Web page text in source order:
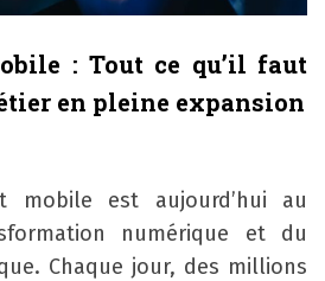
: Tout ce qu’il faut
en pleine expansion
mobile est aujourd’hui au
numérique et du
Chaque jour, des millions